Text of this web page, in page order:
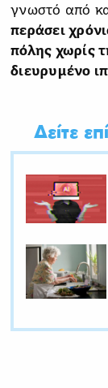
γνωστό από
περάσει
πόλης χωρίς
διευρυμένο
Δείτε